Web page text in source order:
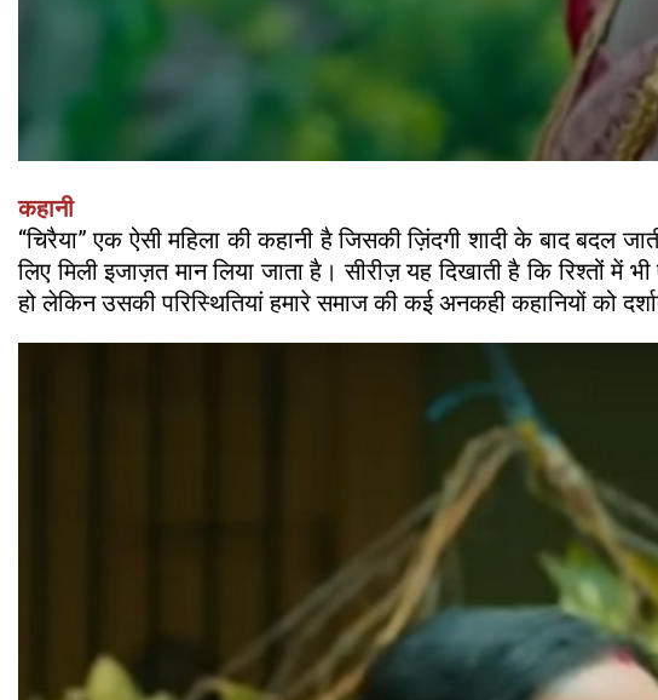
कहानी
“चिरैया” एक ऐसी महिला की कहानी है जिसकी ज़िंदगी शादी के बाद बदल
लिए मिली इजाज़त मान लिया जाता है। सीरीज़ यह दिखाती है कि रिश्तों
हो लेकिन उसकी परिस्थितियां हमारे समाज की कई अनकही कहानियों को